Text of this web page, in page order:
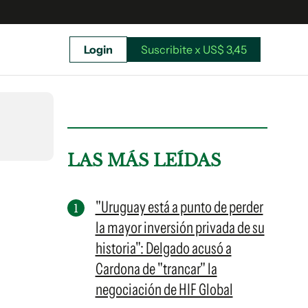
Suscribite x US$ 3,45
Login Suscribite x US$ 3,45
LAS MÁS LEÍDAS
"Uruguay está a punto de perder
la mayor inversión privada de su
historia": Delgado acusó a
Cardona de "trancar" la
negociación de HIF Global